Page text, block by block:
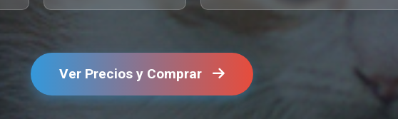
Ver Precios y Comprar